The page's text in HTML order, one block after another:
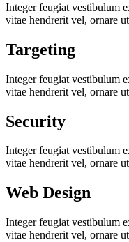
Integer feugiat vestibulum
vitae hendrerit vel, ornare
Targeting
Integer feugiat vestibulum
vitae hendrerit vel, ornare
Security
Integer feugiat vestibulum
vitae hendrerit vel, ornare
Web Design
Integer feugiat vestibulum
vitae hendrerit vel, ornare